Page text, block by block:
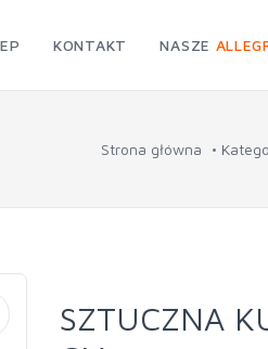
KONTAKT NASZE
Strona główna
SZTUCZNA